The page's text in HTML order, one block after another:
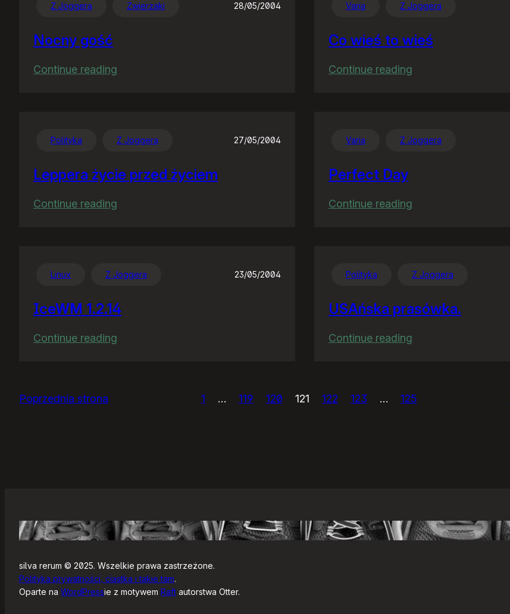
Z Joggera Zwierzaki 28/05/2004
Nocny gość
Continue reading
Varia Z Joggera
Co wieś to wieś
Continue reading
wieś
Polityka Z Joggera 27/05/2004
Leppera życie przed życiem
Continue reading
życiem
Varia Z Joggera
Perfect Day
Continue reading
Linux Z Joggera 23/05/2004
IceWM 1.2.14
Continue reading
Polityka Z Joggera
USAńska prasówka.
Continue reading
Poprzednia strona 1 … 119 120 121 122 123 … 125
silva rerum © 2025. Wszelkie prawa zastrzeżone.
Polityka prywatności, ciastka i takie tam.
Oparte na WordPressie z motywem Raft autorstwa Otter.